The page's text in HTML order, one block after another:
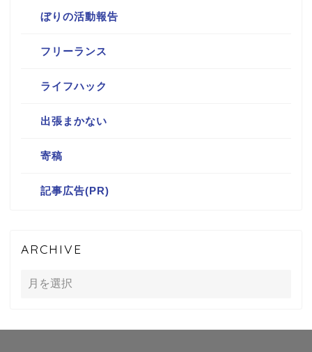
ぼりの活動報告
フリーランス
ライフハック
出張まかない
寄稿
記事広告(PR)
ARCHIVE